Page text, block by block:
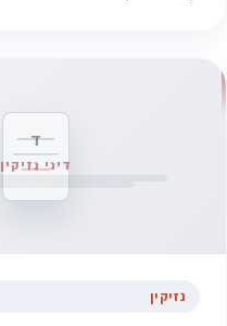
ד
דיני נזיקין
נזיקין